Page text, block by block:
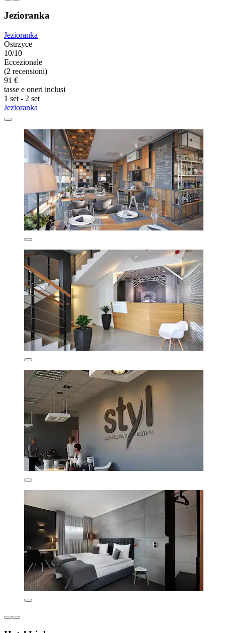
Jezioranka
Jezioranka
Ostrzyce
10/10
Eccezionale
(2 recensioni)
91 €
tasse e oneri inclusi
1 set - 2 set
Jezioranka